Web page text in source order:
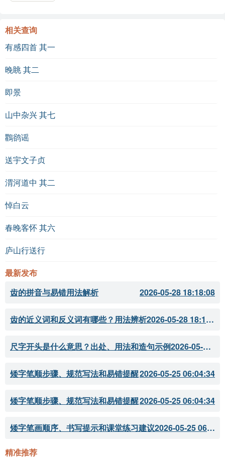
相关查询
有感四首 其一
晚眺 其二
即景
山中杂兴 其七
鸜鹆谣
送宇文子贞
渭河道中 其二
悼白云
春晚客怀 其六
庐山行送行
最新发布
齿的拼音与易错用法解析
2026-05-28 18:18:08
齿的近义词和反义词有哪些？用法辨析 2026-05-28 18:18:07
尺字开头是什么意思？出处、用法和造句示例 2026-05-28 18:18:05
矮字笔顺步骤、规范写法和易错提醒2026-05-25 06:04:34
矮字笔顺步骤、规范写法和易错提醒2026-05-25 06:04:34
矮字笔画顺序、书写提示和课堂练习建议 2026-05-25 06:04:33
精准推荐